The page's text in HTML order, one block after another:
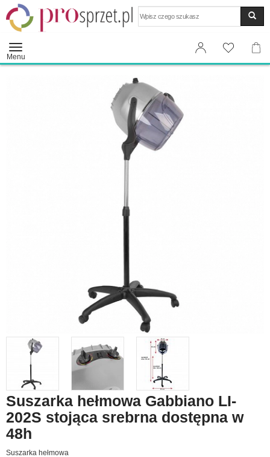
Menu
Suszarka hełmowa Gabbiano LI-
202S stojąca srebrna dostępna w
48h
Suszarka hełmowa